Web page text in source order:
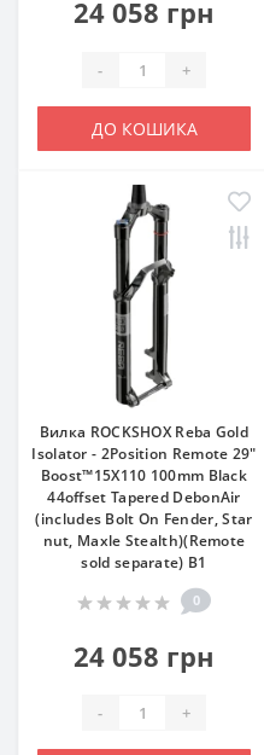
24 058 грн
- +
ДО КОШИКА
Вилка ROCKSHOX Reba Gold
Isolator - 2Position Remote 29"
Boost™15X110 100mm Black
44offset Tapered DebonAir
(includes Bolt On Fender, Star
nut, Maxle Stealth)(Remote
sold separate) B1
0
24 058 грн
- +